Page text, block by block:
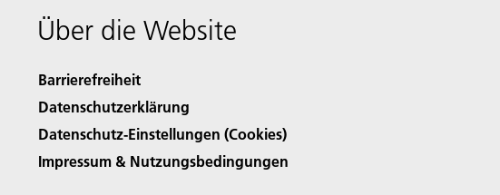
Über die Website
Barrierefreiheit
Datenschutzerklärung
Datenschutz-Einstellungen (Cookies)
Impressum & Nutzungsbedingungen